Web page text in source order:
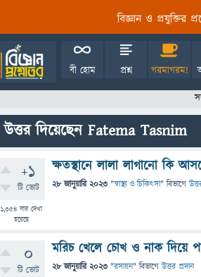
বিজ্ঞান ও প্রযুক্তির
বী হোম প্রশ্ন গরমাগরম!
উত্তর দিয়েছেন Fatema Tasnim
+1
টি ভোট
1,354বার দেখা
হয়েছে
ক্ষতস্থানে লালা লাগানো কি
28 জানুয়ারি 2023 "স্বাস্থ্য ও চিকিৎসা" বিভাগে
0
টি ভোট
মরিচ খেলে চোখ ও নাক দিয়ে
28 জানুয়ারি 2023 "রসায়ন" বিভাগে উত্তর প্রদান